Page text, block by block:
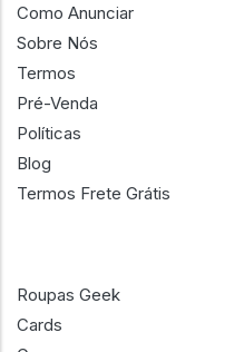
Como Anunciar
Sobre Nós
Termos
Pré-Venda
Políticas
Blog
Termos Frete Grátis
Roupas Geek
Cards